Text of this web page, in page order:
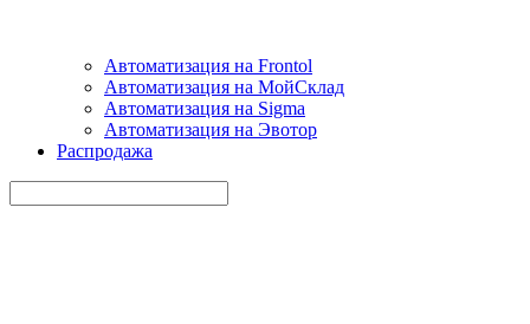
Автоматизация на Frontol
Автоматизация на МойСклад
Автоматизация на Sigma
Автоматизация на Эвотор
Распродажа